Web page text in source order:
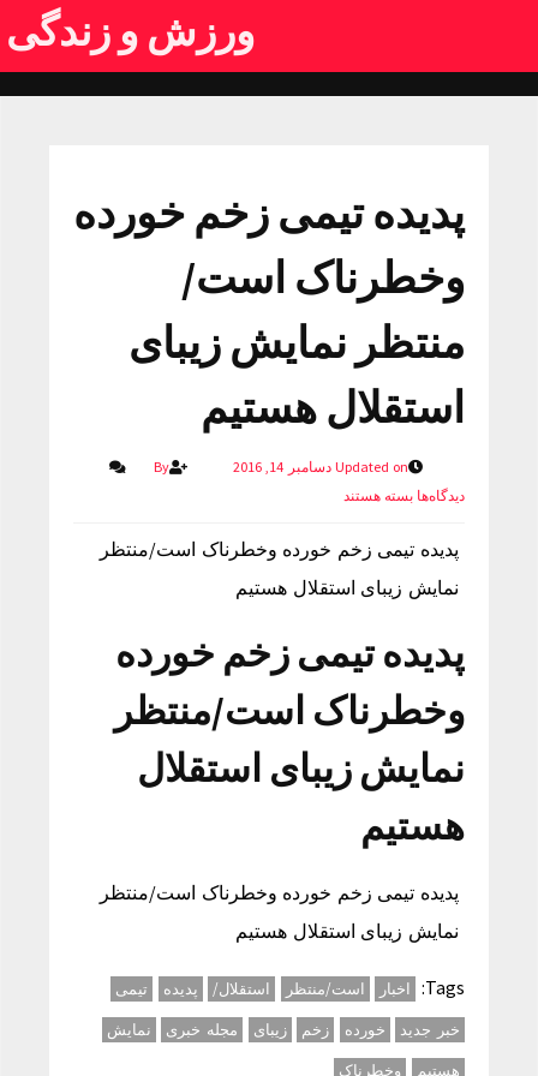
ورزش و زندگی
پدیده تیمی زخم خورده
وخطرناک است/
منتظر نمایش زیبای
استقلال هستیم
Updated on دسامبر 14, 2016
By
دیدگاه‌هابسته هستند
پدیده تیمی زخم خورده وخطرناک است/منتظر
نمایش زیبای استقلال هستیم
پدیده تیمی زخم خورده
وخطرناک است/منتظر
نمایش زیبای استقلال
هستیم
پدیده تیمی زخم خورده وخطرناک است/منتظر
نمایش زیبای استقلال هستیم
Tags: اخبار است/منتظر استقلال/ پدیده
تیمی
خبر جدید
خورده زخم زیبای مجله خبری
نمایش
هستیم
وخطرناک